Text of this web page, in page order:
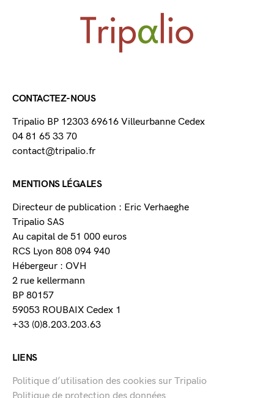
CONTACTEZ-NOUS
Tripalio BP 12303 69616 Villeurbanne Cedex
04 81 65 33 70
contact@tripalio.fr
MENTIONS LÉGALES
Directeur de publication : Eric Verhaeghe
Tripalio SAS
Au capital de 51 000 euros
RCS Lyon 808 094 940
Hébergeur : OVH
2 rue kellermann
BP 80157
59053 ROUBAIX Cedex 1
+33 (0)8.203.203.63
LIENS
Politique d’utilisation des cookies sur Tripalio